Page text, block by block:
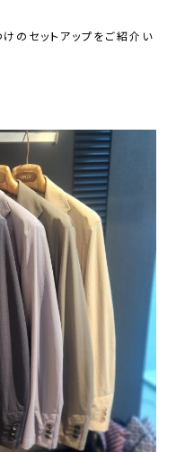
のセットアップをご紹介い